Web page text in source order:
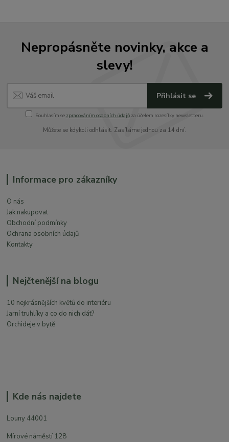
Nepropásněte novinky, akce a
slevy!
Přihlásit se
Souhlasím se zpracováním osobních údajůza účelem rozesílky newsletteru.
Můžete se kdykoli odhlásit. Zasíláme jednou za 14 dní.
Informace pro zákazníky
O nás
Jak nakupovat
Obchodní podmínky
Ochrana osobních údajů
Kontakty
Nejčtenější na blogu
10 nejkrásnějších květů do interiéru
Jarní truhlíky a co do nich dát?
Orchideje v bytě
Kde nás najdete
Louny 44001
Mírové náměstí 128